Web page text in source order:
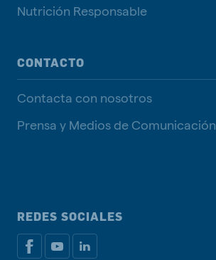
Nutrición Responsable
CONTACTO
Contacta con nosotros
Prensa y Medios de Comunicación
REDES SOCIALES